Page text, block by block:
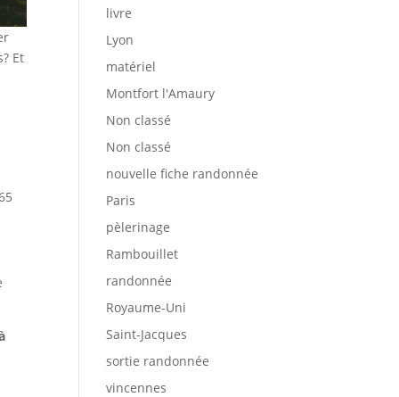
Et
livre
Lyon
matériel
Montfort l'Amaury
Non classé
Non classé
nouvelle fiche randonnée
Paris
pèlerinage
Rambouillet
randonnée
Royaume-Uni
Saint-Jacques
sortie randonnée
vincennes